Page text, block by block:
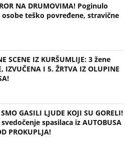
NA DRUMOVIMA! Poginulo
osobe teško povređene, stravične
SCENE IZ KURŠUMLIJE: 3 žene
IZVUČENA I 5. ŽRTVA IZ OLUPINE
GASILI LJUDE KOJI SU GORELI!
spasilaca iz AUTOBUSA
PROKUPLJA!